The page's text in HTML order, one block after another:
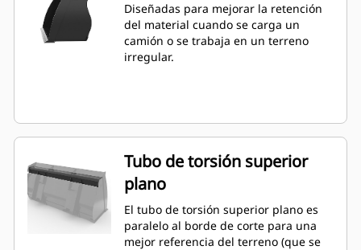
Diseñadas para mejorar la retención
del material cuando se carga un
camión o se trabaja en un terreno
irregular.
Tubo de torsión superior
plano
El tubo de torsión superior plano es
paralelo al borde de corte para una
mejor referencia del terreno (que se